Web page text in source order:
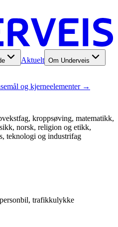
Aktuelt Om Underveis
og kjerneelementer →
kroppsøving, matematikk,
norsk, religion og etikk,
teknologi og industrifag
trafikkulykke